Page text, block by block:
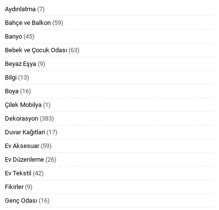
Aydınlatma (7)
Bahçe ve Balkon (59)
Banyo (45)
Bebek ve Çocuk Odası (63)
Beyaz Eşya (9)
Bilgi (13)
Boya (16)
Çilek Mobilya (1)
Dekorasyon (383)
Duvar Kağıtlari (17)
Ev Aksesuar(59)
Ev Düzenleme (26)
Ev Tekstil (42)
Fikirler(9)
Genç Odası (16)